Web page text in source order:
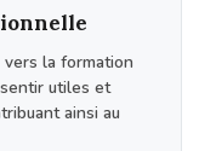
vers la formation
utiles et
ainsi au